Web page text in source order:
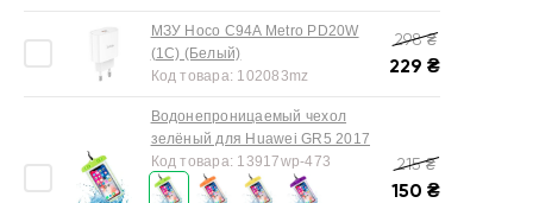
МЗУ Hoco C94A Metro PD20W
(1C) (Белый)
Код товара: 102083mz
298₴
229 ₴
Водонепроницаемый чехол
зелёный для Huawei GR5 2017
Код товара: 13917wp-473 215₴
150 ₴